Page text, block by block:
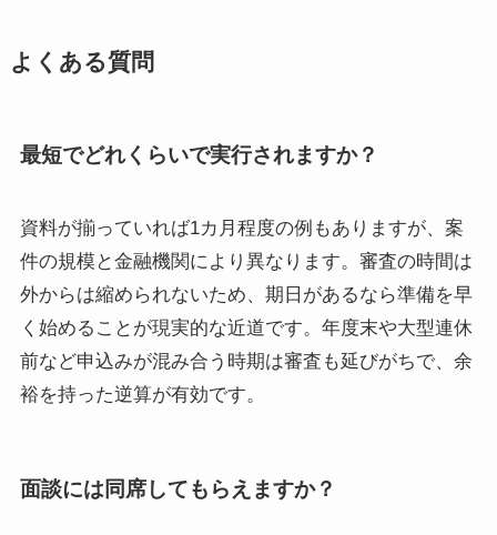
よくある質問
最短でどれくらいで実行されますか？
資料が揃っていれば1カ月程度の例もありますが、案
件の規模と金融機関により異なります。審査の時間は
外からは縮められないため、期日があるなら準備を早
く始めることが現実的な近道です。年度末や大型連休
前など申込みが混み合う時期は審査も延びがちで、余
裕を持った逆算が有効です。
面談には同席してもらえますか？